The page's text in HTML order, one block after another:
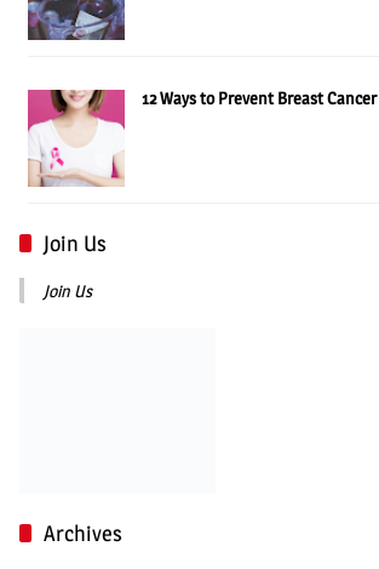
12 Ways to Prevent Breast Cancer
Join Us
Join Us
Archives